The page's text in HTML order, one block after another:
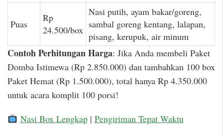
Puas
Rp
24.500/box
Nasi putih, ayam bakar/goreng,
sambal goreng kentang, lalapan,
pisang, kerupuk, air minum
Contoh Perhitungan Harga: Jika Anda membeli Paket
Domba Istimewa (Rp 2.850.000) dan tambahkan 100 box
Paket Hemat (Rp 1.500.000), total hanya Rp 4.350.000
untuk acara komplit 100 porsi!
Nasi Box Lengkap| Pengiriman Tepat Waktu